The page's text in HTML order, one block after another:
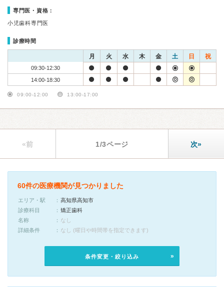
専門医・資格：
小児歯科専門医
診療時間
月 火 水 木 金 土 日 祝
09:30-12:30
14:00-18:30
09:00-12:00 13:00-17:00
«前 1/3ページ 次»
60件の医療機関が見つかりました
エリア・駅
高知県高知市
診療科目
矯正歯科
名称
なし
詳細条件
なし (曜日や時間帯を指定できます)
条件変更・絞り込み